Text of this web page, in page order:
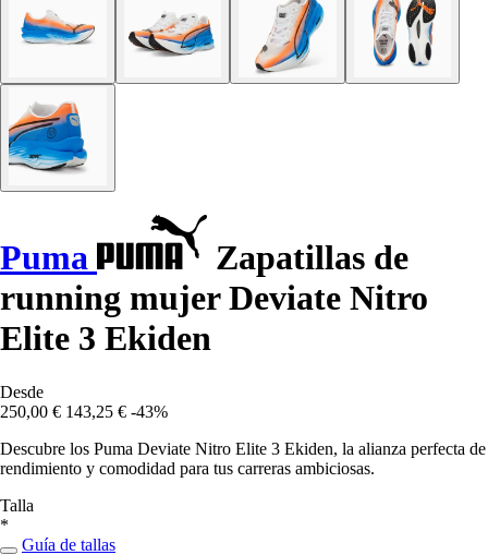
Puma
Zapatillas de
running mujer Deviate Nitro
Elite 3 Ekiden
Desde
250,00 € 143,25 € -43%
Descubre los Puma Deviate Nitro Elite 3 Ekiden, la alianza perfecta de
rendimiento y comodidad para tus carreras ambiciosas.
Talla
*
Guía de tallas